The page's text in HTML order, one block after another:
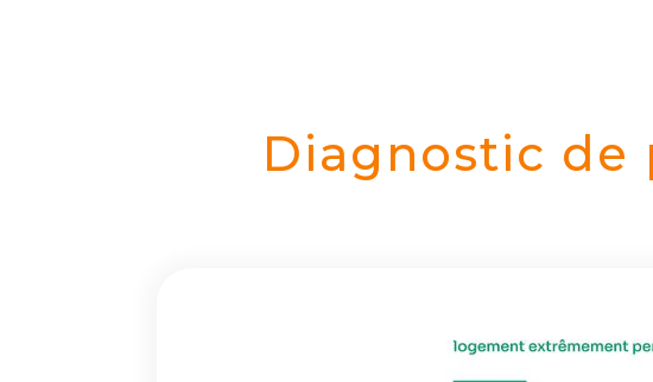
Diagnostic